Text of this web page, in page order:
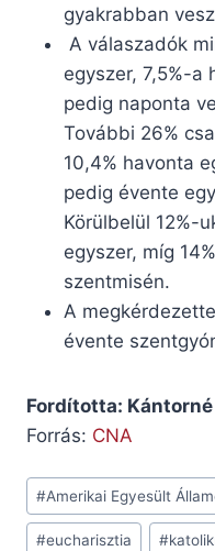
gyakrabban
A válaszadók
egyszer, 7,5%-a
pedig naponta
További 26%
10,4% havonta
pedig évente
Körülbelül 12%-
egyszer, míg
szentmisén.
A
évente
Fordította:
Forrás: CNA
Post
Tags:
#Amerikai Egyesült
#eucharisztia #